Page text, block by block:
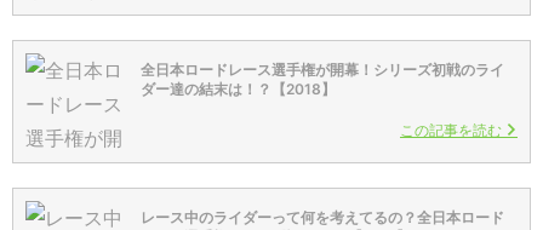
全日本ロードレース選手権が開幕！シリーズ初戦のライ
ダー達の結末は！？【2018】
この記事を読む
レース中のライダーって何を考えてるの？全日本ロード